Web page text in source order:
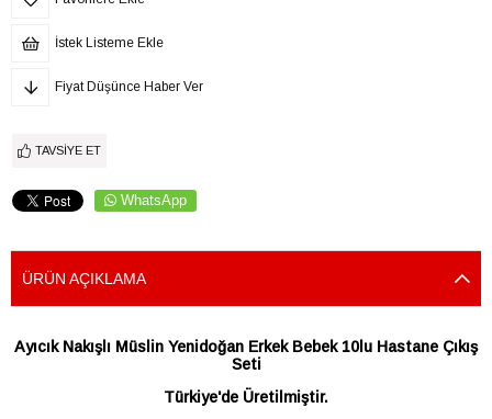
İstek Listeme Ekle
Fiyat Düşünce Haber Ver
TAVSIYE ET
WhatsApp
ÜRÜN AÇIKLAMA
Ayıcık Nakışlı Müslin Yenidoğan Erkek Bebek 10lu Hastane Çıkış
Seti
Türkiye'de Üretilmiştir.